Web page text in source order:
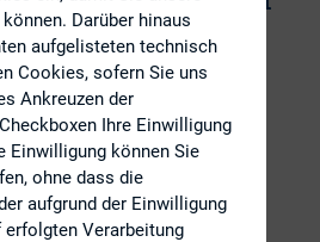
Externe Publikationen
Darüber hinaus
aufgelisteten technisch
Cookies, sofern Sie uns
Ankreuzen der
Ihre Einwilligung
Einwilligung können Sie
ohne dass die
aufgrund der Einwilligung
erfolgten Verarbeitung